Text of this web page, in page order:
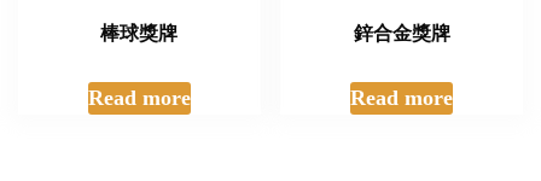
棒球獎牌
Read more
鋅合金獎牌
Read more